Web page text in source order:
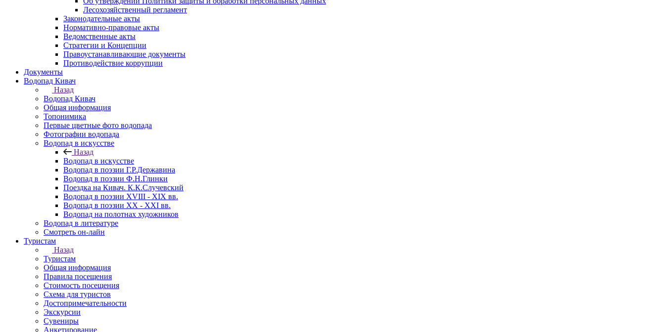
Лесохозяйственный регламент
Законодательные акты
Нормативно-правовые акты
Ведомственные акты
Стратегии и Концепции
Правоустанавливающие документы
Противодействие коррупции
Документы
Водопад Кивач
Назад
Водопад Кивач
Общая информация
Топонимика
Первые цветные фото водопада
Фотографии водопада
Водопад в искусстве
Назад
Водопад в искусстве
Водопад в поэзии Г.Р.Державина
Водопад в поэзии Ф.Н.Глинки
Поездка на Кивач. К.К.Случевский
Водопад в поэзии XVIII - XIX вв.
Водопад в поэзии XX - XXI вв.
Водопад на полотнах художников
Водопад в литературе
Смотреть он-лайн
Туристам
Назад
Туристам
Общая информация
Правила посещения
Стоимость посещения
Схема для туристов
Достопримечательности
Экскурсии
Сувениры
Анкетирование